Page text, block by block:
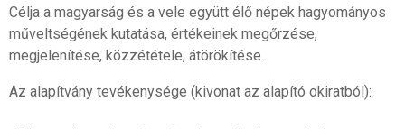
Célja a magyarság és a vele együtt élő népek hagyományos
műveltségének kutatása, értékeinek megőrzése,
megjelenítése, közzététele, átörökítése.
Az alapítvány tevékenysége (kivonat az alapító okiratból):